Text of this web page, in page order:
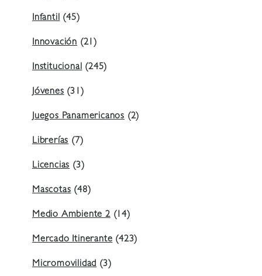
Infantil (45)
Innovación (21)
Institucional (245)
Jóvenes (31)
Juegos Panamericanos (2)
Librerías (7)
Licencias (3)
Mascotas (48)
Medio Ambiente 2(14)
Mercado Itinerante (423)
Micromovilidad (3)